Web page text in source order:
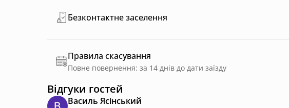
Безконтактне заселення
Правила скасування
Повне повернення: за 14 днів до дати заїзду
Відгуки гостей
Василь Ясінський